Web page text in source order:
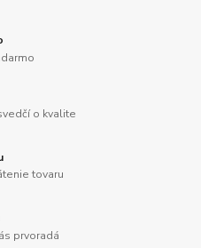
o kvalite
tovaru
prvoradá